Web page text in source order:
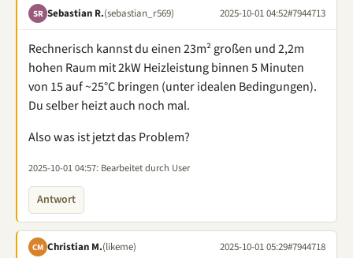
SR Sebastian R.(sebastian_r569) 2025-10-01 04:52#7944713
Rechnerisch kannst du einen 23m² großen und 2,2m
hohen Raum mit 2kW Heizleistung binnen 5 Minuten
von 15 auf ~25°C bringen (unter idealen Bedingungen).
Du selber heizt auch noch mal.
Also was ist jetzt das Problem?
2025-10-01 04:57: Bearbeitet durch User
Antwort
CM Christian M.(likeme) 2025-10-01 05:29#7944718